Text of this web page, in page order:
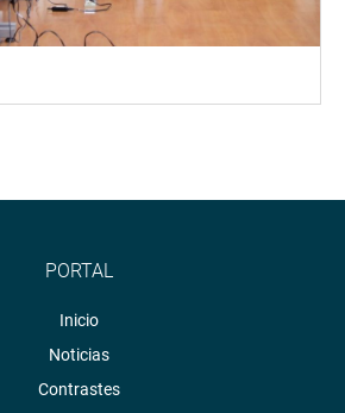
PORTAL
Inicio
Noticias
Contrastes